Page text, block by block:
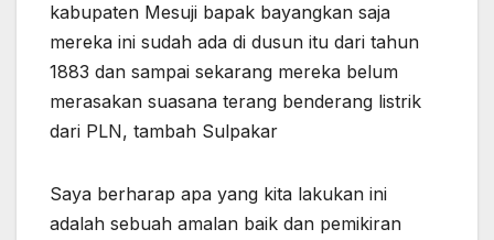
kabupaten Mesuji bapak bayangkan saja
mereka ini sudah ada di dusun itu dari tahun
1883 dan sampai sekarang mereka belum
merasakan suasana terang benderang listrik
dari PLN, tambah Sulpakar
Saya berharap apa yang kita lakukan ini
adalah sebuah amalan baik dan pemikiran